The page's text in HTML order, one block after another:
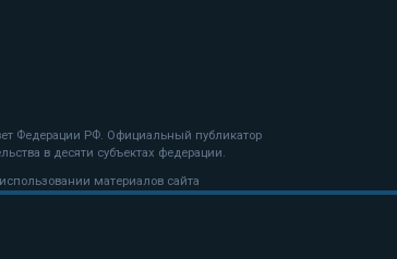
Федерации РФ. Официальный публикатор
в десяти субъектах федерации.
материалов сайта